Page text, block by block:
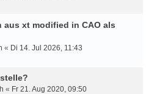
aus xt modified in CAO als
« Di 14. Jul 2026, 11:43
« Fr 21. Aug 2020, 09:50